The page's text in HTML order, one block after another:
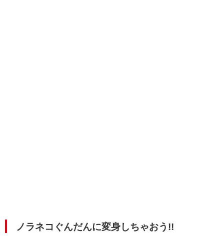
ノラネコぐんだんに変身しちゃおう!!